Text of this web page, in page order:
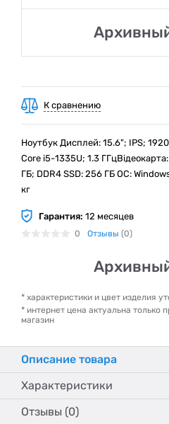
К сравнению
Ноутбук Дисплей: 15.6"; IPS;
Core i5-1335U; 1.3
ГБ; DDR4 SSD: 256 ГБ ОС:
кг
Гарантия: 12 месяцев
0 Отзывы (0)
* характеристики и цвет изделия
* интернет цена актуальна только
магазин
Описание товара
Характеристики
Отзывы (0)